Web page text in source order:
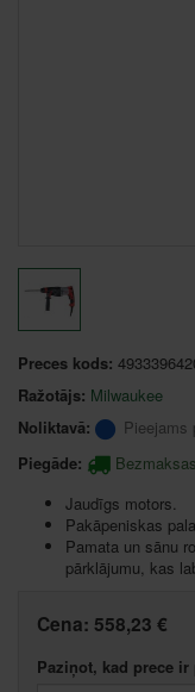
Preces kods:
Ražotājs: Milwaukee
Noliktavā:
Pieejams
Piegāde:
Jaudīgs motors.
Pakāpeniskas
Pamata un sānu
pārklājumu, kas
Cena: 558,23 €
Paziņot, kad prece ir